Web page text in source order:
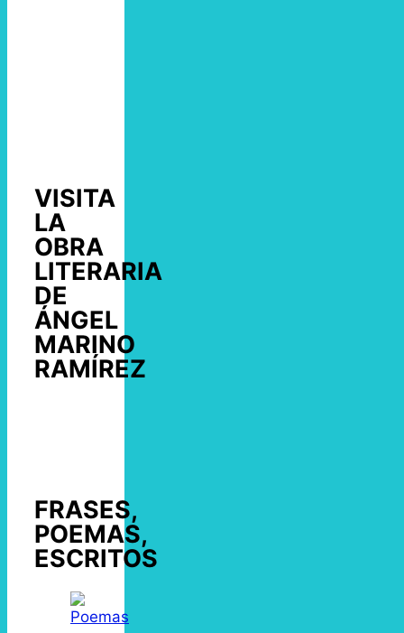
VISITA
LA
OBRA
LITERARIA
DE
ÁNGEL
MARINO
RAMÍREZ
FRASES,
POEMAS,
ESCRITOS